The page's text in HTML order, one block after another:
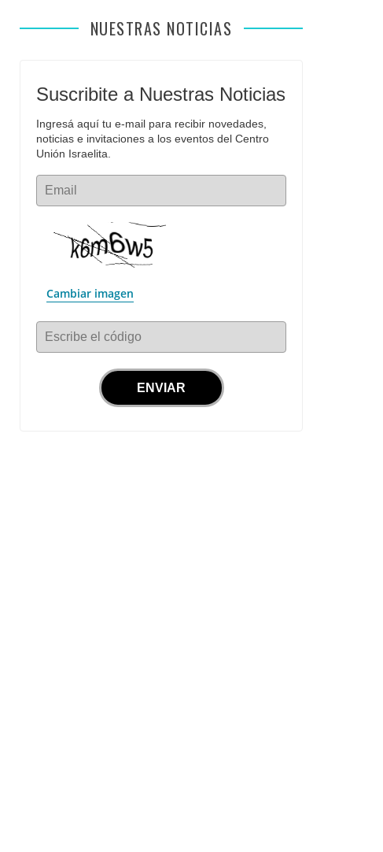
NUESTRAS NOTICIAS
Suscribite a Nuestras Noticias
Ingresá aquí tu e-mail para recibir novedades,
noticias e invitaciones a los eventos del Centro
Unión Israelita.
Email
Cambiar imagen
Escribe el código